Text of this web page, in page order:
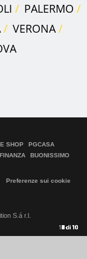
1di10
2di10
3di10
4di10
5di10
6di10
7di10
8di10
9di10
10di10
PALERMO
VERONA
SHOP
PGCASA
BUONISSIMO
Preferenze sui cookie
S.á r.l.